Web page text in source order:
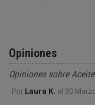
Opiniones
Opiniones sobre
Por Laura K. el 30